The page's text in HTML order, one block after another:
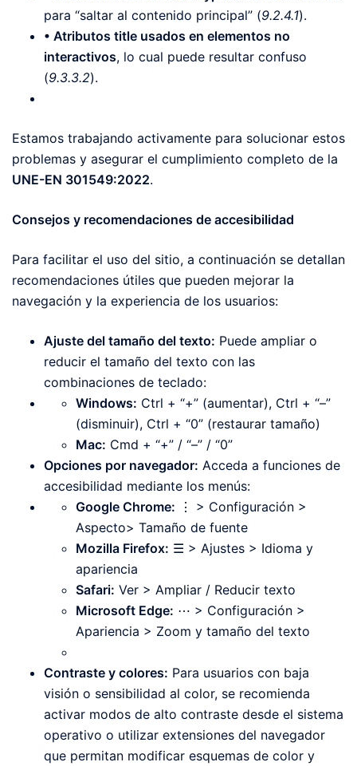
para “saltar al contenido principal” (9.2.4.1).
• Atributos title usados en elementos no
interactivos, lo cual puede resultar confuso
(9.3.3.2).
Estamos trabajando activamente para solucionar estos
problemas y asegurar el cumplimiento completo de la
UNE-EN 301549:2022.
Consejos y recomendaciones de accesibilidad
Para facilitar el uso del sitio, a continuación se detallan
recomendaciones útiles que pueden mejorar la
navegación y la experiencia de los usuarios:
Ajuste del tamaño del texto: Puede ampliar o
reducir el tamaño del texto con las
combinaciones de teclado:
Windows: Ctrl + “+” (aumentar), Ctrl + “–”
(disminuir), Ctrl + “0” (restaurar tamaño)
Mac: Cmd + “+” / “–” / “0”
Opciones por navegador: Acceda a funciones de
accesibilidad mediante los menús:
Google Chrome: ⋮ > Configuración >
Aspecto> Tamaño de fuente
Mozilla Firefox: ☰ > Ajustes > Idioma y
apariencia
Safari: Ver > Ampliar / Reducir texto
Microsoft Edge: ⋯ > Configuración >
Apariencia > Zoom y tamaño del texto
Contraste y colores: Para usuarios con baja
visión o sensibilidad al color, se recomienda
activar modos de alto contraste desde el sistema
operativo o utilizar extensiones del navegador
que permitan modificar esquemas de color y